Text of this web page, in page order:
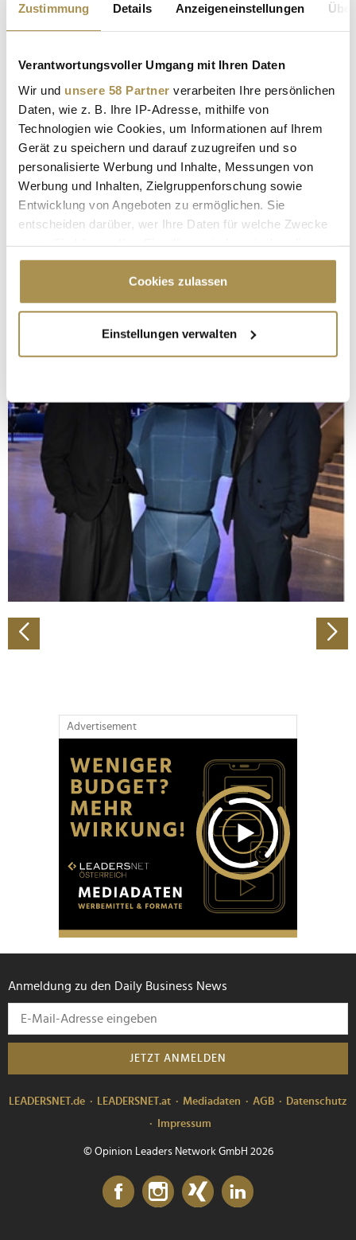
Zustimmung Details Anzeigeneinstellungen
Verantwortungsvoller Umgang mit Ihren Daten
Wir und unsere 58 Partner verarbeiten Ihre persönlichen
Daten, wie z. B. Ihre IP-Adresse, mithilfe von
Technologien wie Cookies, um Informationen auf Ihrem
Gerät zu speichern und darauf zuzugreifen und so
personalisierte Werbung und Inhalte, Messungen von
Werbung und Inhalten, Zielgruppenforschung sowie
Entwicklung von Angeboten zu ermöglichen. Sie
entscheiden darüber, wer Ihre Daten für welche Zwecke
Cookie-Erklärung oder durch Klicken auf das Privacy
Trigger Symbol ändern oder widerrufen
Informationen über Ihre geografische Lage
erfassen, welche bis auf einige Meter genau sein
bestimmten Merkmalen (Fingerprinting) identifizieren
Erfahren Sie mehr darüber, wie Ihre persönlichen Daten
verarbeitet werden, und legen Sie Ihre Präferenzen im
Abschnitt Einzelheiten fest.
Wir verwenden Cookies, um Inhalte und Anzeigen zu
personalisieren, Funktionen für soziale Medien anbieten
zu können und die Zugriffe auf unsere Website zu
analysieren. Außerdem geben wir Informationen zu Ihrer
Verwendung unserer Website an unsere Partner für
Partner führen diese Informationen möglicherweise mit
weiteren Daten zusammen, die Sie ihnen bereitgestellt
Cookies zulassen
Einstellungen verwalten
Advertisement
Anmeldung zu den Daily Business News
JETZT ANMELDEN
LEADERSNET.de LEADERSNET.at Mediadaten AGB
Datenschutz
Impressum
© Opinion Leaders Network GmbH 2026